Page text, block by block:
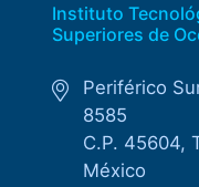
Instituto
Superiores de
Periférico
8585
C.P. 45604,
México